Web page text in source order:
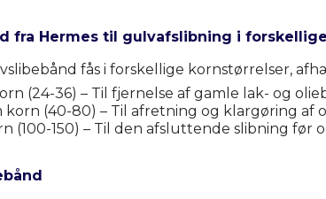
fra Hermes til gulvafslibning i
fås i forskellige kornstørrelser,
(24-36) – Til fjernelse af gamle lak- og
korn (40-80) – Til afretning og klargøring af
(100-150) – Til den afsluttende slibning før